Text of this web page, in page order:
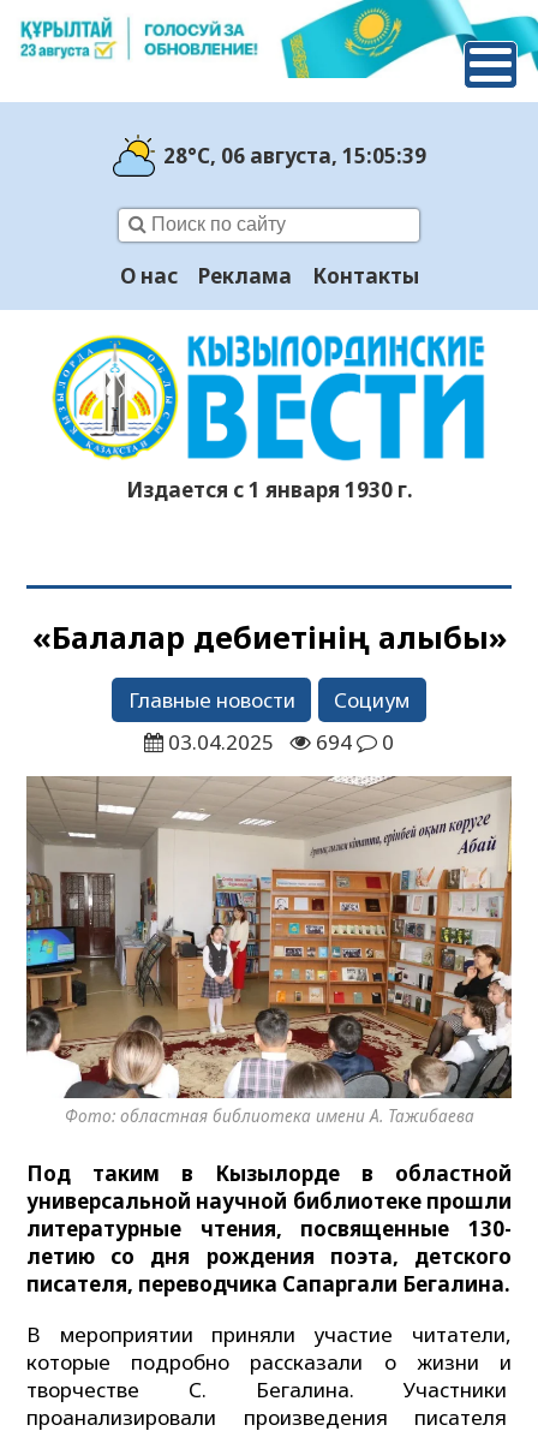
28°C, 06 августа, 15:05:40
О нас Реклама Контакты
Издается с 1 января 1930 г.
«Балалар әдебиетінің алыбы»
Главные новости
Социум
03.04.2025
694 0
Фото: областная библиотека имени А. Тажибаева
Под таким в Кызылорде в областной
универсальной научной библиотеке прошли
литературные чтения, посвященные 130-
летию со дня рождения поэта, детского
писателя, переводчика Сапаргали Бегалина.
В мероприятии приняли участие читатели,
которые подробно рассказали о жизни и
творчестве С. Бегалина. Участники
проанализировали произведения писателя